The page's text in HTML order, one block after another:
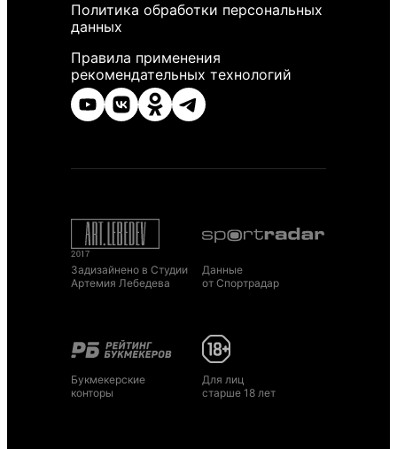
Политика обработки персональных
данных
Правила применения
рекомендательных технологий
Задизайнено в Студии
Артемия Лебедева
Данные
от Спортрадар
Букмекерские
конторы
Для лиц
старше 18 лет